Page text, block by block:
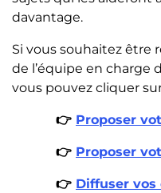
davantage.
Si vous souhaitez être
de l’équipe en charge
vous pouvez cliquer
👉 Proposer
👉 Proposer
👉 Diffuser vos